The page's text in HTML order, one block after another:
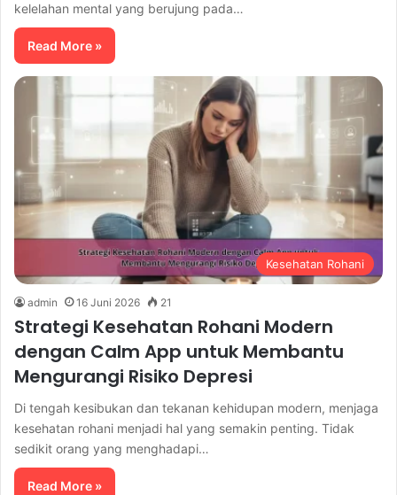
kelelahan mental yang berujung pada…
Read More »
Kesehatan Rohani
admin 16 Juni 2026 21
Strategi Kesehatan Rohani Modern
dengan Calm App untuk Membantu
Mengurangi Risiko Depresi
Di tengah kesibukan dan tekanan kehidupan modern, menjaga
kesehatan rohani menjadi hal yang semakin penting. Tidak
sedikit orang yang menghadapi…
Read More »